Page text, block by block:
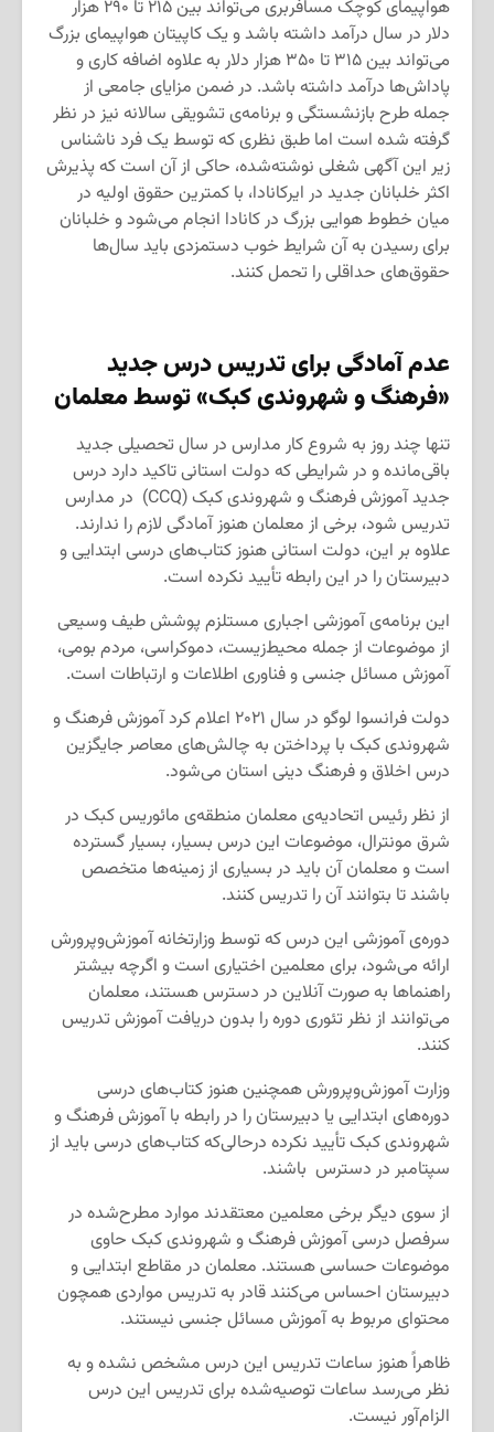
هواپیمای کوچک مسافربری می‌تواند بین ۲۱۵ تا ۲۹۰ هزار
دلار در سال درآمد داشته باشد و یک کاپیتان هواپیمای بزرگ
می‌تواند بین ۳۱۵ تا ۳۵۰ هزار دلار به علاوه اضافه کاری و
پاداش‌ها درآمد داشته باشد. در ضمن مزایای جامعی از
جمله طرح بازنشستگی و برنامه‌ی تشویقی سالانه نیز در نظر
گرفته شده است اما طبق نظری که توسط یک فرد ناشناس
زیر این آگهی شغلی نوشته‌شده، حاکی از آن است که پذیرش
اکثر خلبانان جدید در ایرکانادا، با کمترین حقوق اولیه در
میان خطوط هوایی بزرگ در کانادا انجام می‌شود و خلبانان
برای رسیدن به آن شرایط خوب دستمزدی باید سال‌ها
حقوق‌های حداقلی را تحمل کنند.
عدم آمادگی برای تدریس درس جدید
«فرهنگ و شهروندی کبک» توسط معلمان
تنها چند روز به شروع کار مدارس در سال تحصیلی جدید
باقی‌مانده و در شرایطی که دولت استانی تاکید دارد درس
جدید آموزش فرهنگ و شهروندی کبک (CCQ) در مدارس
تدریس شود، برخی از معلمان هنوز آمادگی لازم را ندارند.
علاوه بر این، دولت استانی هنوز کتاب‌های درسی ابتدایی و
دبیرستان را در این رابطه تأیید نکرده است.
این برنامه‌ی آموزشی اجباری مستلزم پوشش طیف وسیعی
از موضوعات از جمله محیط‌زیست، دموکراسی، مردم بومی،
آموزش مسائل جنسی و فناوری اطلاعات و ارتباطات است.
دولت فرانسوا لوگو در سال ۲۰۲۱ اعلام کرد آموزش فرهنگ و
شهروندی کبک با پرداختن به چالش‌های معاصر جایگزین
درس اخلاق و فرهنگ دینی استان می‌شود.
از نظر رئیس اتحادیه‌ی معلمان منطقه‌ی مائوریس کبک در
شرق مونترال، موضوعات این درس بسیار، بسیار گسترده
است و معلمان آن باید در بسیاری از زمینه‌ها متخصص
باشند تا بتوانند آن را تدریس کنند.
دوره‌ی آموزشی این درس که توسط وزارتخانه‌ آموز‌ش‌وپرورش
ارائه می‌شود، برای معلمین اختیاری است و اگرچه بیشتر
راهنماها به صورت آنلاین در دسترس هستند، معلمان
می‌توانند از نظر تئوری دوره را بدون دریافت آموزش تدریس
کنند.
وزارت آموز‌ش‌وپرورش همچنین هنوز کتاب‌های درسی
دوره‌‌های ابتدایی یا دبیرستان را در رابطه با آموزش فرهنگ و
شهروندی کبک تأیید نکرده درحالی‌که کتاب‌های درسی باید از
سپتامبر در دسترس باشند.
از سوی دیگر برخی معلمین معتقدند موارد مطرح‌شده در
سرفصل درسی آموزش فرهنگ و شهروندی کبک حاوی
موضوعات حساسی هستند. معلمان در مقاطع ابتدایی و
دبیرستان احساس می‌کنند قادر به تدریس مواردی همچون
محتوای مربوط به آموزش مسائل جنسی نیستند.
ظاهراً هنوز ساعات تدریس این درس مشخص نشده و به
نظر می‌رسد ساعات توصیه‌شده برای تدریس این درس
الزام‌آور نیست.